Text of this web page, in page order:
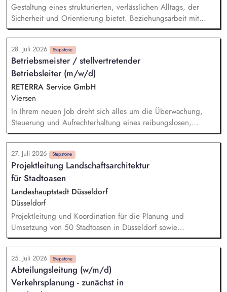
Therapeut*innen und Jugendämtern.
Gestaltung eines strukturierten, verlässlichen Alltags, der
Sicherheit und Orientierung bietet. Beziehungsarbeit mit
Kindern und Jugendlichen unter Berücksichtigung ihrer
individuellen Lebensgeschichten. Systemisches Denken:
Zusammenhänge erkennen, Verhalten einordnen, Muster
verstehen. Förderung von Identitätsentwicklung, Selbstwert
und individuellen Stärken. Begleitung in lebenspraktischen
Bereichen (Alltag, Schule, Freizeit, Verantwortung).
Zusammenarbeit mit Eltern, Sorgeberechtigten, Schulen,
Therapeut*innen und Jugendämtern.
28. Juli 2026 Stepstone
Betriebsmeister / stellvertretender
Betriebsleiter (m/w/d)
RETERRA Service GmbH
Viersen
In Ihrem neuen Job dreht sich alles um die Überwachung,
Steuerung und Aufrechterhaltung eines reibungslosen,
sicheren und effizienten Betriebs der Kompostierungsanlage.
Sie überwachen und steuern den Rotteprozess sowie das
Qualitätssicherungsprogramm, dokumentieren Mess- und
Arbeitsergebnisse und optimieren kontinuierlich die
Anlagenleistung sowie die Verfahrensabläufe. Dabei haben
Sie gesetzliche Pflichten (insb. aus dem Arbeits-, Umwelt- und
Brandschutz) sowie die Fristen für Instandhaltungen und
Prüfintervalle stets im Blick und stellen deren Einhaltung
sicher.
27. Juli 2026 Stepstone
Projektleitung Landschaftsarchitektur
für Stadtoasen
Landeshauptstadt Düsseldorf
Düsseldorf
Projektleitung und Koordination für die Planung und
Umsetzung von 50 Stadtoasen in Düsseldorf sowie
Entwicklung eines gesamtstädtischen Konzeptes mit dem Ziel
der Entsiegelung im Sinne der Klimaanpassung und
Biodiversität zur Schaffung von ökologischen Räumen mit
Aufenthaltsqualität für Bürger*innen
Finanzmittelverantwortung über das Projektvolumen in Höhe
25. Juli 2026 Stepstone
Abteilungsleitung (w/m/d)
Verkehrsplanung - zunächst in